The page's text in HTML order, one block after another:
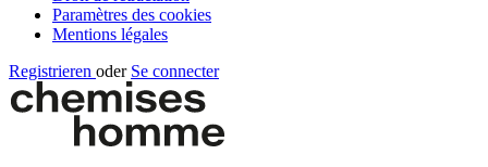
Paramètres des cookies
Mentions légales
Registrieren oder Se connecter